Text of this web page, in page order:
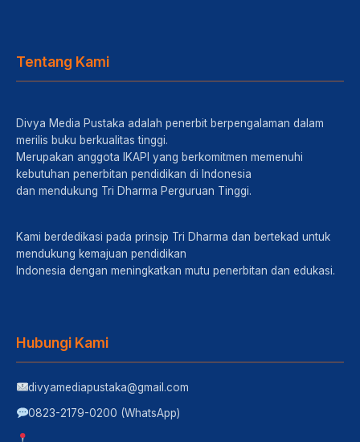
Tentang Kami
Divya Media Pustaka adalah penerbit berpengalaman dalam
merilis buku berkualitas tinggi.
Merupakan anggota IKAPI yang berkomitmen memenuhi
kebutuhan penerbitan pendidikan di Indonesia
dan mendukung Tri Dharma Perguruan Tinggi.
Kami berdedikasi pada prinsip Tri Dharma dan bertekad untuk
mendukung kemajuan pendidikan
Indonesia dengan meningkatkan mutu penerbitan dan edukasi.
Hubungi Kami
divyamediapustaka@gmail.com
0823-2179-0200 (WhatsApp)